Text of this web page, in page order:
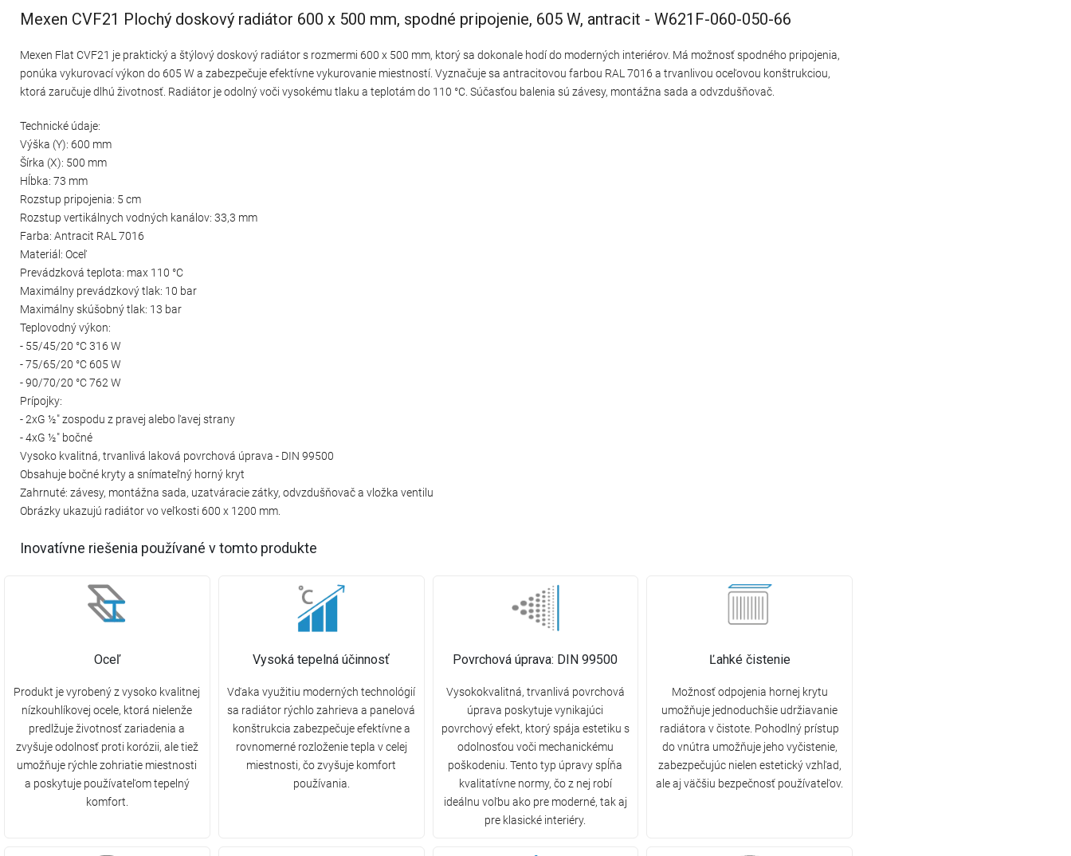
Mexen CVF21 Plochý doskový radiátor 600 x 500 mm, spodné pripojenie, 605 W, antracit - W621F-060-050-66
Mexen Flat CVF21 je praktický a štýlový doskový radiátor s rozmermi 600 x 500 mm, ktorý sa dokonale hodí do moderných interiérov. Má možnosť spodného pripojenia,
ponúka vykurovací výkon do 605 W a zabezpečuje efektívne vykurovanie miestností. Vyznačuje sa antracitovou farbou RAL 7016 a trvanlivou oceľovou konštrukciou,
ktorá zaručuje dlhú životnosť. Radiátor je odolný voči vysokému tlaku a teplotám do 110 °C. Súčasťou balenia sú závesy, montážna sada a odvzdušňovač.
Technické údaje:
Výška (Y): 600 mm
Šírka (X): 500 mm
Hĺbka: 73 mm
Rozstup pripojenia: 5 cm
Rozstup vertikálnych vodných kanálov: 33,3 mm
Farba: Antracit RAL 7016
Materiál: Oceľ
Prevádzková teplota: max 110 °C
Maximálny prevádzkový tlak: 10 bar
Maximálny skúšobný tlak: 13 bar
Teplovodný výkon:
- 55/45/20 °C 316 W
- 75/65/20 °C 605 W
- 90/70/20 °C 762 W
Prípojky:
- 2xG ½″ zospodu z pravej alebo ľavej strany
- 4xG ½″ bočné
Vysoko kvalitná, trvanlivá laková povrchová úprava - DIN 99500
Obsahuje bočné kryty a snímateľný horný kryt
Zahrnuté: závesy, montážna sada, uzatváracie zátky, odvzdušňovač a vložka ventilu
Obrázky ukazujú radiátor vo veľkosti 600 x 1200 mm.
Inovatívne riešenia používané v tomto produkte
Oceľ
Produkt je vyrobený z vysoko kvalitnej
nízkouhlíkovej ocele, ktorá nielenže
predlžuje životnosť zariadenia a
zvyšuje odolnosť proti korózii, ale tiež
umožňuje rýchle zohriatie miestnosti
a poskytuje používateľom tepelný
komfort.
Vysoká tepelná účinnosť
Vďaka využitiu moderných technológií
sa radiátor rýchlo zahrieva a panelová
konštrukcia zabezpečuje efektívne a
rovnomerné rozloženie tepla v celej
miestnosti, čo zvyšuje komfort
používania.
Povrchová úprava: DIN 99500
Vysokokvalitná, trvanlivá povrchová
úprava poskytuje vynikajúci
povrchový efekt, ktorý spája estetiku s
odolnosťou voči mechanickému
poškodeniu. Tento typ úpravy spĺňa
kvalitatívne normy, čo z nej robí
ideálnu voľbu ako pre moderné, tak aj
pre klasické interiéry.
Ľahké čistenie
Možnosť odpojenia hornej krytu
umožňuje jednoduchšie udržiavanie
radiátora v čistote. Pohodlný prístup
do vnútra umožňuje jeho vyčistenie,
zabezpečujúc nielen estetický vzhľad,
ale aj väčšiu bezpečnosť používateľov.